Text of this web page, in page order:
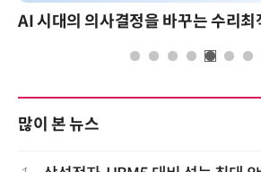
많이 본 뉴스